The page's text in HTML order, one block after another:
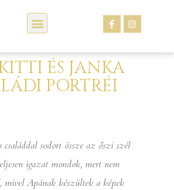
ÉS JANKA
PORTRÉI
családdal sodort össze az őszi szél
igazat mondok, mert nem
mivel Apának készültek a képek